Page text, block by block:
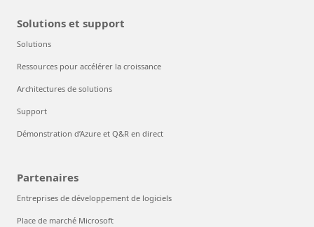
Solutions et support
Solutions
Ressources pour accélérer la croissance
Architectures de solutions
Support
Démonstration d’Azure et Q&R en direct
Partenaires
Entreprises de développement de logiciels
Place de marché Microsoft